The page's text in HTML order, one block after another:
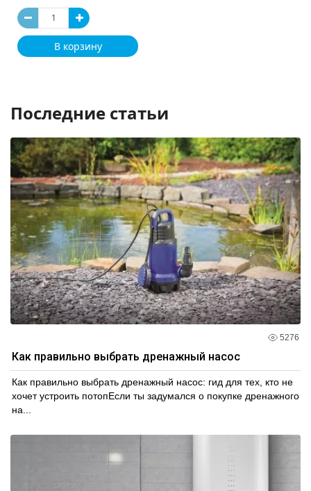
В корзину
Последние статьи
5276
Как правильно выбрать дренажный насос
Как правильно выбрать дренажный насос: гид для тех, кто не
хочет устроить потопЕсли ты задумался о покупке дренажного
на...